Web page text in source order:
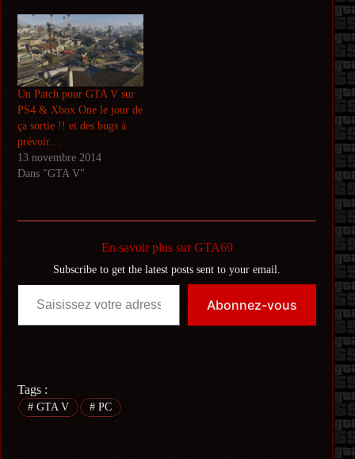
mis 9 mois pour nous
l'annoncer officiellement,
et il sortira quasiment un an
après…
Un Patch pour GTA V sur
PS4 & Xbox One le jour de
ça sortie !! et des bugs à
prévoir…
13 novembre 2014
Dans "GTA V"
En savoir plus sur GTA69
Subscribe to get the latest posts sent to your email.
Saisissez votre adresse e-mail…
Abonnez-vous
Tags :
#GTA V #PC